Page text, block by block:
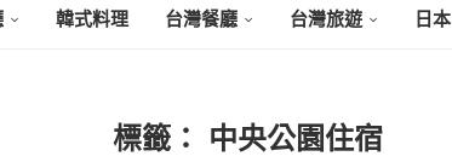
韓式料理 台灣餐廳 台灣旅遊 日本
標籤： 中央公園住宿